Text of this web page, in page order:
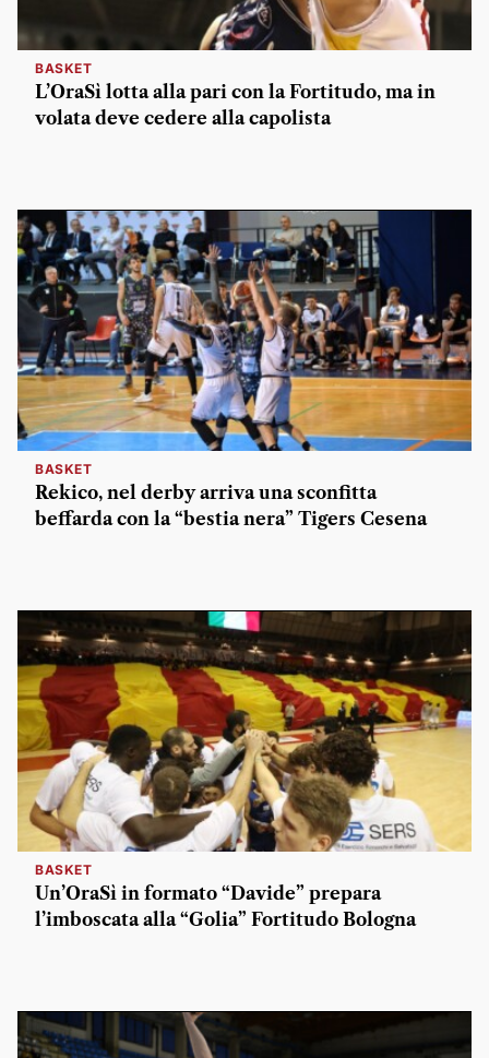
BASKET
L’OraSì lotta alla pari con la Fortitudo, ma in
volata deve cedere alla capolista
BASKET
Rekico, nel derby arriva una sconfitta
beffarda con la “bestia nera” Tigers Cesena
BASKET
Un’OraSì in formato “Davide” prepara
l’imboscata alla “Golia” Fortitudo Bologna